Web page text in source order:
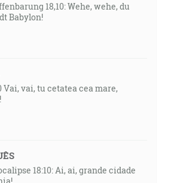
18,10: Wehe, wehe, du
Babylon!
Vai, vai, tu cetatea cea mare,
18:10: Ai, ai, grande cidade